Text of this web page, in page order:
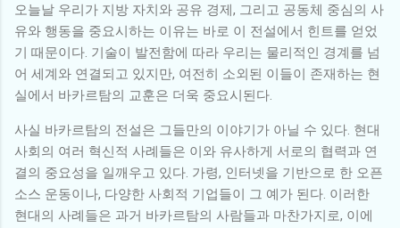
오늘날 우리가 지방 자치와 공유 경제, 그리고 공동체 중심의 사
유와 행동을 중요시하는 이유는 바로 이 전설에서 힌트를 얻었
기 때문이다. 기술이 발전함에 따라 우리는 물리적인 경계를 넘
어 세계와 연결되고 있지만, 여전히 소외된 이들이 존재하는 현
실에서 바카르탐의 교훈은 더욱 중요시된다.
사실 바카르탐의 전설은 그들만의 이야기가 아닐 수 있다. 현대
사회의 여러 혁신적 사례들은 이와 유사하게 서로의 협력과 연
결의 중요성을 일깨우고 있다. 가령, 인터넷을 기반으로 한 오픈
소스 운동이나, 다양한 사회적 기업들이 그 예가 된다. 이러한
현대의 사례들은 과거 바카르탐의 사람들과 마찬가지로, 이에